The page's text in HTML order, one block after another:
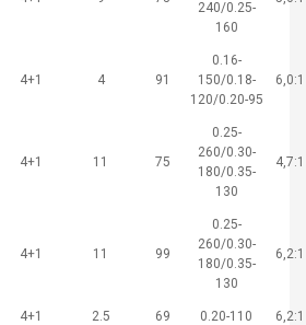
240/0.25-
160
4+1 4 91
0.16-
150/0.18-
120/0.20-95
6,0:1
4+1 11 75
0.25-
260/0.30-
180/0.35-
130
4,7:1
4+1 11 99
0.25-
260/0.30-
180/0.35-
130
6,2:1
4+1 2.5 69 0.20-110 6,2:1